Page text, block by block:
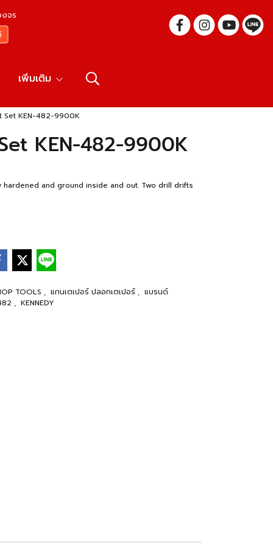
จร
เพิ่มเติม
Set KEN-482-9900K
KEN-482-9900K
and ground inside and out. Two drill drifts
TOOLS , แกนเตเปอร์ ปลอกเตเปอร์ , แบรนด์
, KENNEDY